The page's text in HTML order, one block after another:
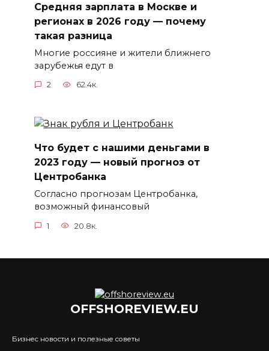
Средняя зарплата в Москве и
регионах в 2026 году — почему
такая разница
Многие россияне и жители ближнего
зарубежья едут в
2 62.4к.
Что будет с нашими деньгами в
2023 году — новый прогноз от
Центробанка
Согласно прогнозам Центробанка,
возможный финансовый
1 20.8к.
OFFSHOREVIEW.EU
Бизнес новости и полезные советы